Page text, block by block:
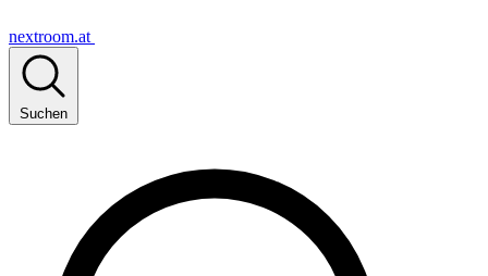
nextroom.at
Suchen